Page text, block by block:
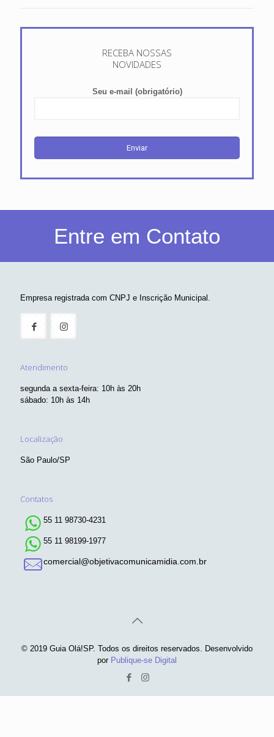
RECEBA NOSSAS
NOVIDADES
Seu e-mail (obrigatório)
Entre em Contato
Empresa registrada com CNPJ e Inscrição Municipal.
Atendimento
segunda a sexta-feira: 10h às 20h
sábado: 10h às 14h
Localização
São Paulo/SP
Contatos
55 11 98730-4231
55 11 98199-1977
comercial@objetivacomunicamidia.com.br
© 2019 Guia Olá!SP. Todos os direitos reservados. Desenvolvido
por Publique-se Digital